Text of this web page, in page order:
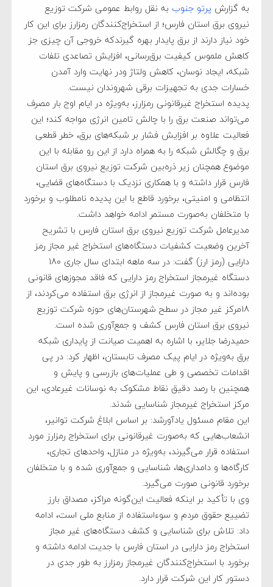
به گزارش پرتو جنوب به نقل روابط عمومی شرکت توزیع
نیروی برق استان فارس؛ از استخراج‌کنندگان رمزارز برای این کار
خود نیاز دارند از برق پایدار بهره گیرندکه خروجی آن چیزی جز
کاهش ملموس کیفیت برق‌رسانی، افزایش تصاعدی تلفات
شبکه، ایجاد نوسان، کاهش ولتاژ ودر نهایت وارد آمدن
خسارات جدی به تجهیزات برقی شهروندان نیست.
پدیده استخراج غیرقانونی رمزارز، به‌ویژه در ایام اوج بار مصرف
می‌تواند صنعت برق را با چالش تامین انرژی مواجه کند؛ این
فعالیت علاوه بر افزایش فشار بر شبکه‌های برق، خطر قطعی
برق و چگالش شبکه را به همراه دارد از این رو مقابله با این
موضوع همچنان زیر ذره‌بین شرکت توزیع نیروی برق استان
فارس قرار داشته و با همکاری نزدیک با دستگاه‌های قضایی،
انتظامی و امنیتی، برخورد قاطع با این پدیده نامطلوب و برخورد
با متخلفان به‌صورت مستمر ادامه خواهد داشت.
مدیرعامل شرکت توزیع نیروی برق استان فارس با تشریح
آخرین وضعیت کشفیات دستگاه‌های استخراج غیر مجاز رمز
دارایی (رمز ارز) گفت: در سه ماهه ابتدای سال جاری 180
دستگاه غیرمجاز استخراج رمز دارایی که فاقد مجوزهای قانونی
بوده‌اند و به صورت غیرمجاز از انرژی برق استفاده می‌کردند، از
18مرکز غیر مجاز در سطح شهرستان‌های حوزه شرکت توزیع
نیروی برق استان فارس کشف و جمع‌آوری شده است.
حمیدرضا جلایر، با اشاره به اهمیت صیانت از پایداری شبکه
برق به‌ویژه در ایام پیک مصرف تابستان، اظهار کرد: در پی
اقدامات تخصصی و طی عملیات‌های بازرسی و پایش و
همچنین با رصد دقیق نقاط مشکوک به نوسانات غیرعادی، این
مرکز استخراج غیرمجاز شناسایی شدند.
این مقام مسئول یادآورشد: بر اساس ابلاغ شرکت توانیر،
انشعاب‌هایی که به‌صورت غیرقانونی برای استخراج رمزارز مورد
استفاده قرار می‌گیرند، به‌ویژه در منازل، واحدهای تجاری،
کارگاه‌ها و دامداری‌ها، شناسایی و جمع‌آوری شده و با متخلفان
برخورد قانونی صورت می‌گیرد.
وی با تأکید بر اینکه فعالیت این‌گونه مراکز، مصداق بارز
تضییع حقوق مردم و سوءاستفاده از منابع ملی است، ادامه
داد: تلاش برای شناسایی و کشف دستگاه‌های غیر مجاز
استخراج رمز دارایی در استان فارس با جدیت ادامه داشته و
برخورد با استخراج‌کنندگان غیرمجاز رمزارز به طور جدی در
دستور کار این شرکت قرار دارد.